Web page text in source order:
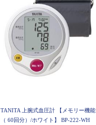
TANITA 上腕式血圧計 【メモリー機能
（ 60回分）/ホワイト】 BP-222-WH